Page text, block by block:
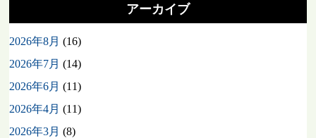
アーカイブ
2026年8月 (16)
2026年7月 (14)
2026年6月 (11)
2026年4月 (11)
2026年3月 (8)